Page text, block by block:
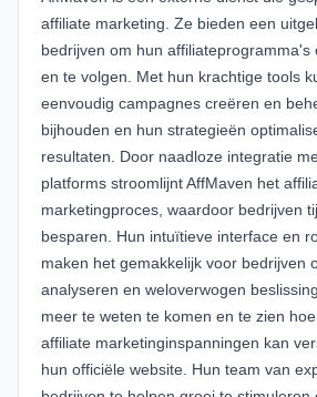
affiliate marketing. Ze bieden een
bedrijven om hun affiliateprogramma's
en te volgen. Met hun krachtige tools
eenvoudig campagnes creëren en
bijhouden en hun strategieën
resultaten. Door naadloze integratie
platforms stroomlijntAffMaven het
marketingproces, waardoor bedrijven
besparen. Hun intuïtieve interface en
maken het gemakkelijk voor bedrijven
analyseren en weloverwogen
meer te weten te komen en te zien hoe
affiliate marketinginspanningen kan
hun officiële website. Hun team van